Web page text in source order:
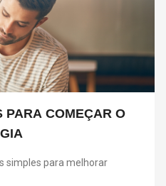
PARA COMEÇAR O
simples para melhorar